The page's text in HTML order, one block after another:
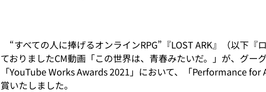
“すべての人に捧げるオンラインRPG”『LOST ARK』（以下『
ておりましたCM動画「この世界は、青春みたいだ。」が、グー
「YouTube Works Awards 2021」において、「Performance
賞いたしました。